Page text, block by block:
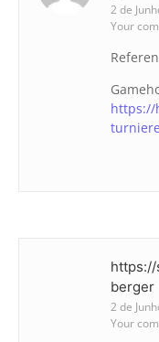
2 de
Your
https://
berger
2 de
Your